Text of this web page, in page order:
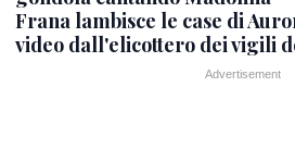
Frana lambisce le case di
video dall'elicottero dei vigili